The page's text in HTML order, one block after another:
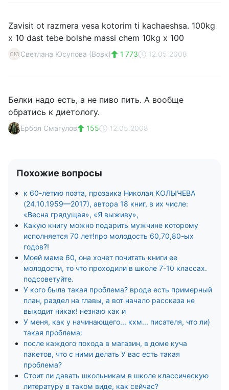
Zavisit ot razmera vesa kotorim ti kachaeshsa. 100kg
x 10 dast tebe bolshe massi chem 10kg x 100
СЮ Светлана Юсупова (Вовк) 1 773 12.05.2008
Белки надо есть, а не пиво пить. А вообще
обратись к диетологу.
Ербол Смагулов 155 12.05.2008
Похожие вопросы
к 60-летию поэта, прозаика Николая КОЛЫЧЕВА
(24.10.1959—2017), автора 18 книг, в их числе:
«Весна грядущая», «Я выживу»,
Какую книгу можно подарить мужчине которому
исполняется 70 лет!про молодость 60,70,80-ых
годов?!
Моей маме 60, она хочет почитать книги ее
молодости, то что проходили в школе 7-10 классах.
подсоветуйте.
У кого была такая проблема? вроде есть примерный
план, раздел на главы, а вот начало рассказа не
выходит никак! незнаю как и
У меня, как у начинающего... кхм... писателя, что ли)
такая проблема:
после каждого похода в магазин, в доме куча
пакетов, что с ними делать У вас есть такая
проблема?
Стоит ли давать школьникам в школе классическую
литературу в таком виде, как сейчас?